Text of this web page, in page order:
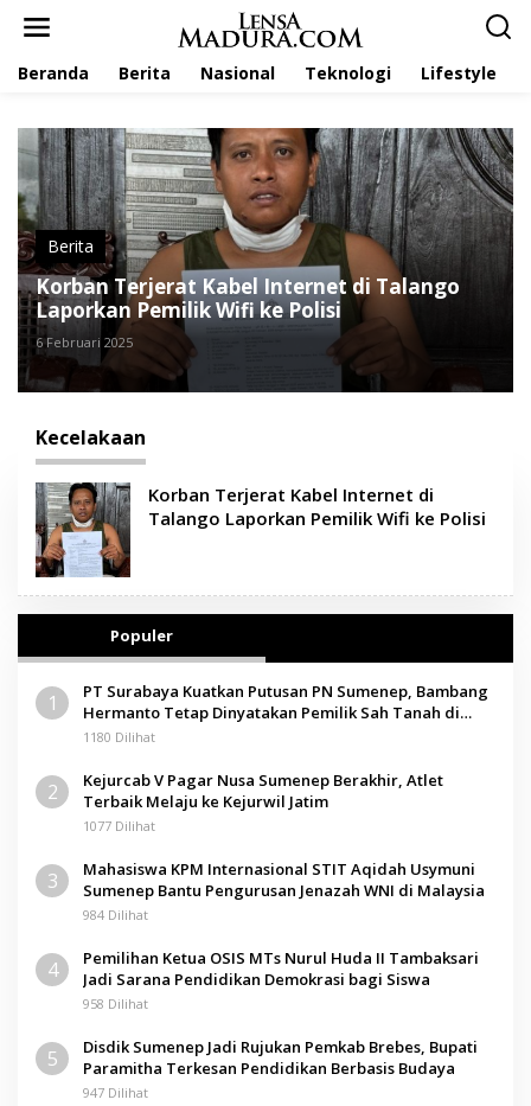
Beranda Berita Nasional Teknologi Lifestyle
Berita
Korban Terjerat Kabel Internet di Talango
Laporkan Pemilik Wifi ke Polisi
6 Februari 2025
Kecelakaan
Korban Terjerat Kabel Internet di
Talango Laporkan Pemilik Wifi ke Polisi
Populer
1
PT Surabaya Kuatkan Putusan PN Sumenep, Bambang
Hermanto Tetap Dinyatakan Pemilik Sah Tanah di
Pamolokan
1180 Dilihat
2
Kejurcab V Pagar Nusa Sumenep Berakhir, Atlet
Terbaik Melaju ke Kejurwil Jatim
1077 Dilihat
3
Mahasiswa KPM Internasional STIT Aqidah Usymuni
Sumenep Bantu Pengurusan Jenazah WNI di Malaysia
984 Dilihat
4
Pemilihan Ketua OSIS MTs Nurul Huda II Tambaksari
Jadi Sarana Pendidikan Demokrasi bagi Siswa
958 Dilihat
5
Disdik Sumenep Jadi Rujukan Pemkab Brebes, Bupati
Paramitha Terkesan Pendidikan Berbasis Budaya
947 Dilihat